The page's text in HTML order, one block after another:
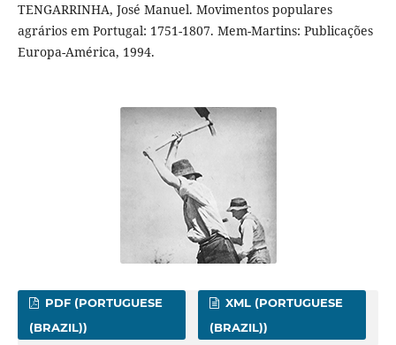
TENGARRINHA, José Manuel. Movimentos populares
agrários em Portugal: 1751-1807. Mem-Martins: Publicações
Europa-América, 1994.
PDF (PORTUGUESE
(BRAZIL))
XML (PORTUGUESE
(BRAZIL))